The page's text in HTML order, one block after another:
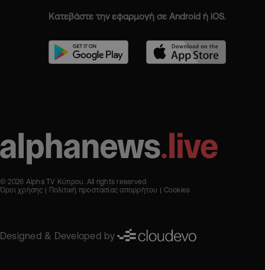
Κατεβάστε την εφαρμογή σε Android ή iOS.
© 2026 Alpha TV Κύπρου. All rights reserved
Όροι χρήσης
Πολιτική προστασίας απορρήτου Cookies
Designed & Developed by